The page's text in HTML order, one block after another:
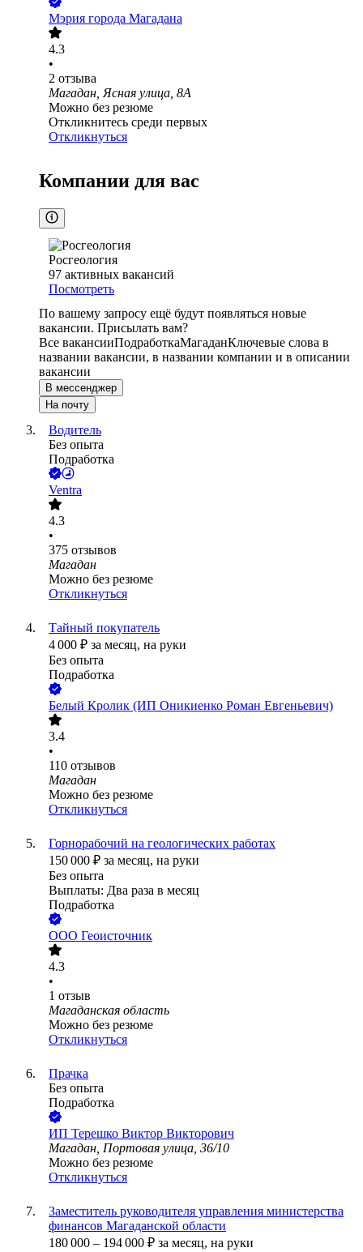
Мэрия города Магадана
4.3
•
2 отзыва
Магадан, Ясная улица, 8А
Можно без резюме
Откликнитесь среди первых
Откликнуться
Компании для вас
Росгеология
97 активных вакансий
Посмотреть
По вашему запросу ещё будут появляться новые
вакансии. Присылать вам?
Все вакансииПодработкаМагаданКлючевые слова в
названии вакансии, в названии компании и в описании
вакансии
В мессенджер
На почту
Водитель
Без опыта
Подработка
Ventra
4.3
•
375 отзывов
Магадан
Можно без резюме
Откликнуться
Тайный покупатель
4 000 ₽ за месяц, на руки
Без опыта
Подработка
Белый Кролик (ИП Оникиенко Роман Евгеньевич)
3.4
•
110 отзывов
Магадан
Можно без резюме
Откликнуться
Горнорабочий на геологических работах
150 000 ₽ за месяц, на руки
Без опыта
Выплаты: Два раза в месяц
Подработка
ООО Геоисточник
4.3
•
1 отзыв
Магаданская область
Можно без резюме
Откликнуться
Прачка
Без опыта
Подработка
ИП Терешко Виктор Викторович
Магадан, Портовая улица, 36/10
Можно без резюме
Откликнуться
Заместитель руководителя управления министерства
финансов Магаданской области
180 000 – 194 000 ₽ за месяц, на руки